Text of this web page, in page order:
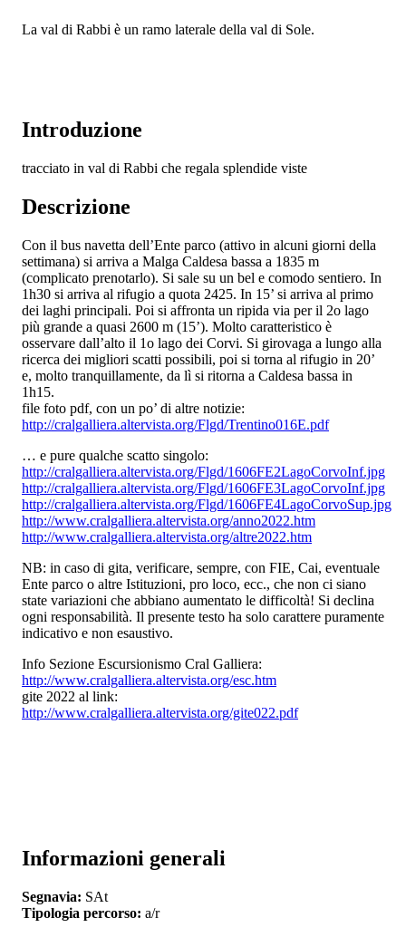
La val di Rabbi è un ramo laterale della val di Sole.
Introduzione
tracciato in val di Rabbi che regala splendide viste
Descrizione
Con il bus navetta dell’Ente parco (attivo in alcuni giorni della
settimana) si arriva a Malga Caldesa bassa a 1835 m
(complicato prenotarlo). Si sale su un bel e comodo sentiero. In
1h30 si arriva al rifugio a quota 2425. In 15’ si arriva al primo
dei laghi principali. Poi si affronta un ripida via per il 2o lago
più grande a quasi 2600 m (15’). Molto caratteristico è
osservare dall’alto il 1o lago dei Corvi. Si girovaga a lungo alla
ricerca dei migliori scatti possibili, poi si torna al rifugio in 20’
e, molto tranquillamente, da lì si ritorna a Caldesa bassa in
1h15.
file foto pdf, con un po’ di altre notizie:
http://cralgalliera.altervista.org/Flgd/Trentino016E.pdf
… e pure qualche scatto singolo:
http://cralgalliera.altervista.org/Flgd/1606FE2LagoCorvoInf.jpg
http://cralgalliera.altervista.org/Flgd/1606FE3LagoCorvoInf.jpg
http://cralgalliera.altervista.org/Flgd/1606FE4LagoCorvoSup.jpg
http://www.cralgalliera.altervista.org/anno2022.htm
http://www.cralgalliera.altervista.org/altre2022.htm
NB: in caso di gita, verificare, sempre, con FIE, Cai, eventuale
Ente parco o altre Istituzioni, pro loco, ecc., che non ci siano
state variazioni che abbiano aumentato le difficoltà! Si declina
ogni responsabilità. Il presente testo ha solo carattere puramente
indicativo e non esaustivo.
Info Sezione Escursionismo Cral Galliera:
http://www.cralgalliera.altervista.org/esc.htm
gite 2022 al link:
http://www.cralgalliera.altervista.org/gite022.pdf
Informazioni generali
Segnavia: SAt
Tipologia percorso: a/r